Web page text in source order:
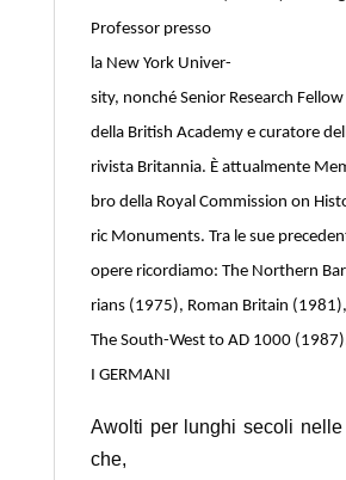
Professor presso
la New York Univer-
sity, nonché Senior Research Fellow
della British Academy e curatore
rivista Britannia. È attualmente
bro della Royal Commission on
ric Monuments. Tra le sue
opere ricordiamo: The Northern
rians (1975), Roman Britain (1981),
The South-West to AD 1000
I GERMANI
Awolti per lunghi secoli
che,